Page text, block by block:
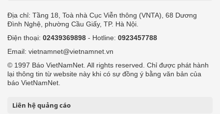
Địa chỉ: Tầng 18, Toà nhà Cục Viễn thông (VNTA), 68 Dương
Đình Nghệ, phường Cầu Giấy, TP. Hà Nội.
Điện thoại: 02439369898 - Hotline: 0923457788
Email: vietnamnet@vietnamnet.vn
© 1997 Báo VietNamNet. All rights reserved. Chỉ được phát hành
lại thông tin từ website này khi có sự đồng ý bằng văn bản của
báo VietNamNet.
Liên hệ quảng cáo